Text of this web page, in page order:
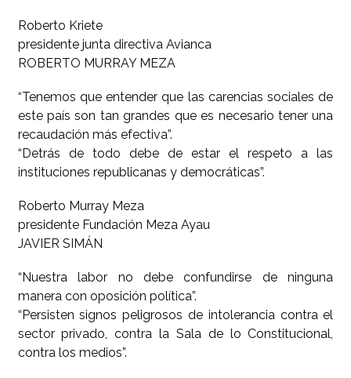
Roberto Kriete
presidente junta directiva Avianca
ROBERTO MURRAY MEZA
“Tenemos que entender que las carencias sociales de
este país son tan grandes que es necesario tener una
recaudación más efectiva”.
“Detrás de todo debe de estar el respeto a las
instituciones republicanas y democráticas”.
Roberto Murray Meza
presidente Fundación Meza Ayau
JAVIER SIMÁN
“Nuestra labor no debe confundirse de ninguna
manera con oposición política”.
“Persisten signos peligrosos de intolerancia contra el
sector privado, contra la Sala de lo Constitucional,
contra los medios”.